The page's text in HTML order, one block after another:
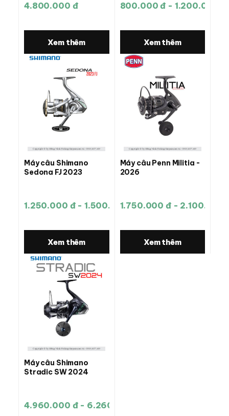
4.800.000 đ
Xem thêm
800.000 đ - 1.200.000 đ
Xem thêm
Máy câu Shimano
Sedona FJ 2023
1.250.000 đ - 1.500.000 đ
Xem thêm
Máy câu Penn Militia -
2026
1.750.000 đ - 2.100.000
Xem thêm
Máy câu Shimano
Stradic SW 2024
4.960.000 đ - 6.260.000 đ